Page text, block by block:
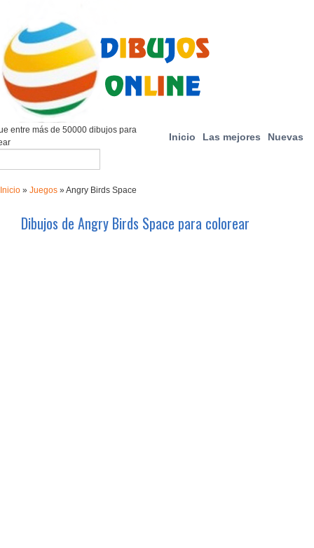
Inicio Las mejores Nuevas
entre más de 50000 dibujos para
Inicio » Juegos »Angry Birds Space
Dibujos de Angry Birds Space para colorear